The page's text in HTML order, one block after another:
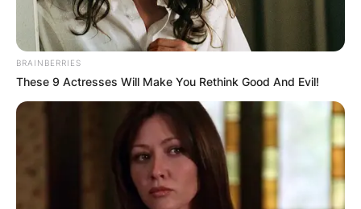
потоа додајте и млака вода и повторно
добро промешајте.
5. Додајте пиперки
сечканиот магдонос (по желба), измешајте и
сервирајте со леб.
BRAINBERRIES
These 9 Actresses Will Make You Rethink Good And Evil!